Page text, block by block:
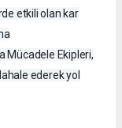
etkili olan kar
Mücadele Ekipleri,
ederek yol